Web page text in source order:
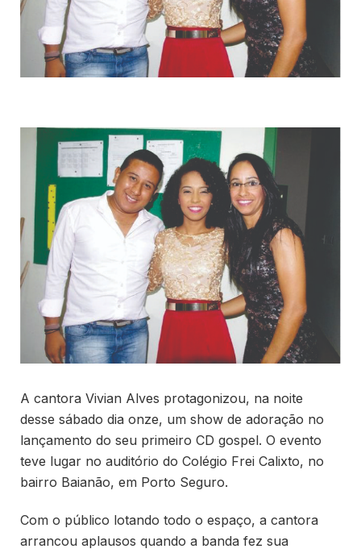
A cantora Vivian Alves protagonizou, na noite
desse sábado dia onze, um show de adoração no
lançamento do seu primeiro CD gospel. O evento
teve lugar no auditório do Colégio Frei Calixto, no
bairro Baianão, em Porto Seguro.
Com o público lotando todo o espaço, a cantora
arrancou aplausos quando a banda fez sua